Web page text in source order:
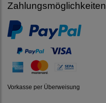
Zahlungsmöglichkeiten
Vorkasse per Überweisung